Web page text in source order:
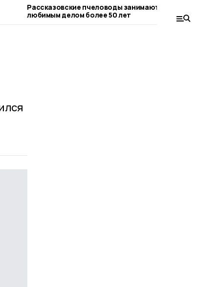
Рассказовские пчеловоды занимаются
любимым делом более 50 лет